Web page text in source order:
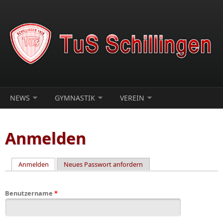
NEWS GYMNASTIK VEREIN
Anmelden
Anmelden (aktiver Reiter)
Neues Passwort anfordern
Benutzername *